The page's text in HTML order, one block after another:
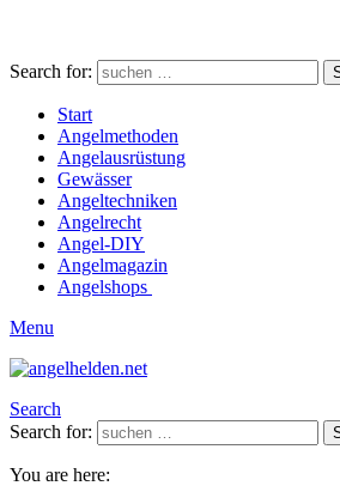
Search for:
Start
Angelmethoden
Angelausrüstung
Gewässer
Angeltechniken
Angelrecht
Angel-DIY
Angelmagazin
Angelshops
Menu
Search
Search for:
You are here: